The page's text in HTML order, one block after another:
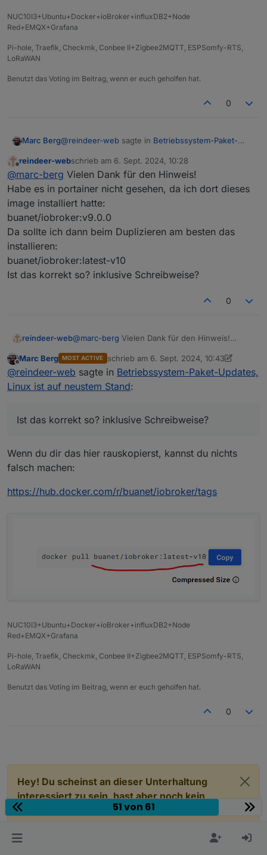
NUC10I3+Ubuntu+Docker+ioBroker+influxDB2+Node
Red+EMQX+Grafana
Pi-hole, Traefik, Checkmk, Conbee II+Zigbee2MQTT, ESPSomfy-RTS,
LoRaWAN
Benutzt das Voting im Beitrag, wenn er euch geholfen hat.
0
Marc Berg@reindeer-web sagte in Betriebssystem-Paket-
Dort kann ich mich als user iobroker einloggen
und diesen Befehl ausführen: maintenance
Dieser Befehl macht ein Upgrade des js-controllers
und fasst die Betriebssystem-Daten nicht an.
Siehehttps://docs.buanet.de/de/iobroker-docker-
image/docs/#benutze-maintenance-script
Dabei werden aber nicht die Betriebssystem-
Paket-Updates installiert.
Da werde ich wohl warten müssen, bis es ein
Warten? Das letzte Update gab's gestern. Nicht
reindeer-webschrieb am 6. Sept. 2024, 10:28
zuletzt editiert von
@marc-berg Vielen Dank für den Hinweis!
Habe es in portainer nicht gesehen, da ich dort dieses
image installiert hatte:
buanet/iobroker:v9.0.0
Da sollte ich dann beim Duplizieren am besten das
installieren:
buanet/iobroker:latest-v10
Ist das korrekt so? inklusive Schreibweise?
0
reindeer-web@marc-berg Vielen Dank für den Hinweis!
dieses image installiert hatte:
buanet/iobroker:v9.0.0
Da sollte ich dann beim Duplizieren am besten
Ist das korrekt so? inklusive Schreibweise?
Offline
Marc Berg MOST ACTIVE schrieb am 6. Sept. 2024, 10:43
zuletzt editiert von Marc Berg9. Juni
@reindeer-web sagte in Betriebssystem-Paket-Updates,
Linux ist auf neustem Stand:
Ist das korrekt so? inklusive Schreibweise?
Wenn du dir das hier rauskopierst, kannst du nichts
falsch machen:
https://hub.docker.com/r/buanet/iobroker/tags
NUC10I3+Ubuntu+Docker+ioBroker+influxDB2+Node
Red+EMQX+Grafana
Pi-hole, Traefik, Checkmk, Conbee II+Zigbee2MQTT, ESPSomfy-RTS,
LoRaWAN
Benutzt das Voting im Beitrag, wenn er euch geholfen hat.
0
Hey! Du scheinst an dieser Unterhaltung
interessiert zu sein, hast aber noch kein
Konto.
Hast du es satt, bei jedem Besuch durch die
51 von 61